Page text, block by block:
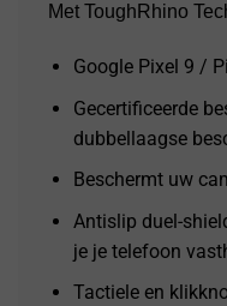
Met ToughRhino
Google Pixel 9 /
Gecertificeerde
dubbellaagse
Beschermt uw
Antislip duel-
je je telefoon
Tactiele en